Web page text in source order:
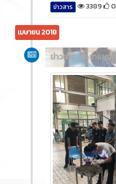
ข่าวสาร 3389 0
เมษายน 2018
ข่าวสาร ประจำแผนก